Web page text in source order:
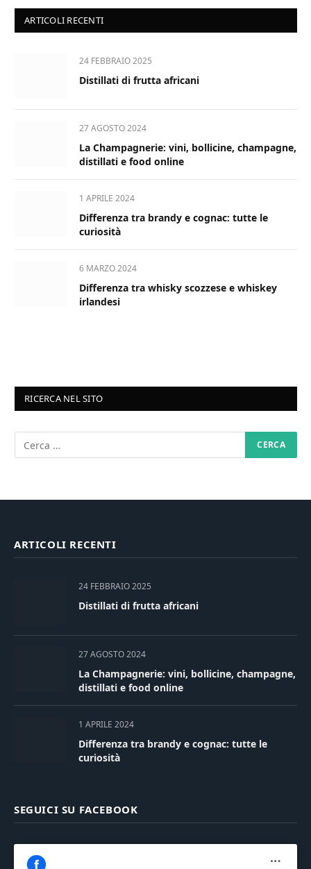
ARTICOLI RECENTI
24 FEBBRAIO 2025
Distillati di frutta africani
27 AGOSTO 2024
La Champagnerie: vini, bollicine, champagne,
distillati e food online
1 APRILE 2024
Differenza tra brandy e cognac: tutte le
curiosità
6 MARZO 2024
Differenza tra whisky scozzese e whiskey
irlandesi
RICERCA NEL SITO
ARTICOLI RECENTI
24 FEBBRAIO 2025
Distillati di frutta africani
27 AGOSTO 2024
La Champagnerie: vini, bollicine, champagne,
distillati e food online
1 APRILE 2024
Differenza tra brandy e cognac: tutte le
curiosità
SEGUICI SU FACEBOOK